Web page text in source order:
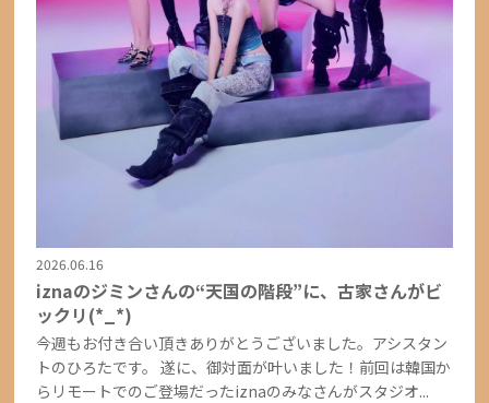
2026.06.16
iznaのジミンさんの“天国の階段”に、古家さんがビ
ックリ(*_*)
今週もお付き合い頂きありがとうございました。アシスタン
トのひろたです。 遂に、御対面が叶いました！前回は韓国か
らリモートでのご登場だったiznaのみなさんがスタジオ...